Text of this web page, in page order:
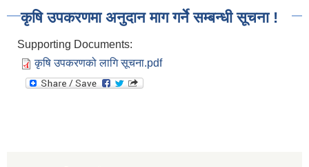
कृषि उपकरणमा अनुदान माग गर्ने सम्बन्धी सूचना !
Supporting Documents:
कृषि उपकरणको लागि सूचना.pdf